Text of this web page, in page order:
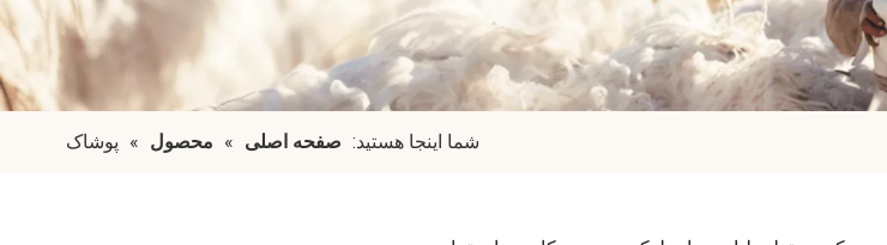
شما اینجا هستید: صفحه اصلی » محصول » پوشاک